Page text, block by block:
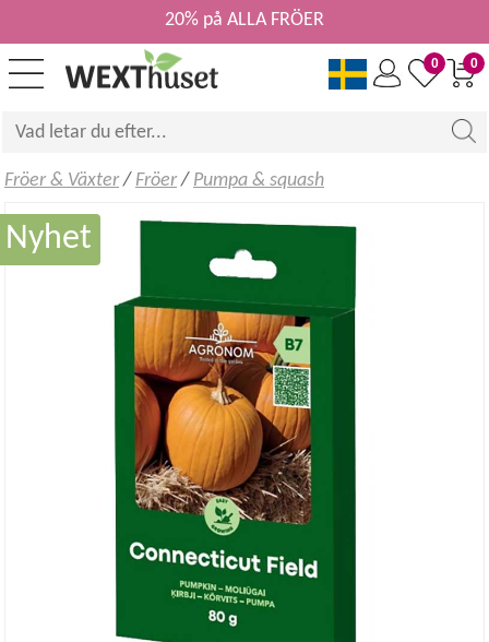
0
0
20% på ALLA FRÖER
Fröer & Växter/ Fröer/ Pumpa & squash
Nyhet